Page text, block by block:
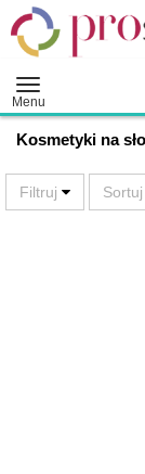
Menu
Kosmetyki na